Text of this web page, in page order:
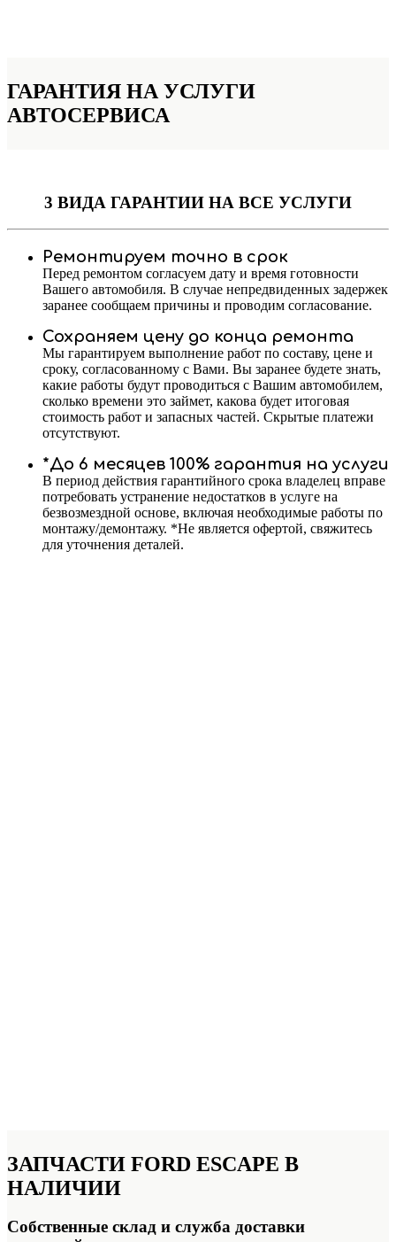
ГАРАНТИЯ НА УСЛУГИ
АВТОСЕРВИСА
3 ВИДА ГАРАНТИИ НА ВСЕ УСЛУГИ
Ремонтируем точно в срок
Перед ремонтом согласуем дату и время готовности
Вашего автомобиля. В случае непредвиденных задержек
заранее сообщаем причины и проводим согласование.
Сохраняем цену до конца ремонта
Мы гарантируем выполнение работ по составу, цене и
сроку, согласованному с Вами. Вы заранее будете знать,
какие работы будут проводиться с Вашим автомобилем,
сколько времени это займет, какова будет итоговая
стоимость работ и запасных частей. Скрытые платежи
отсутствуют.
*До 6 месяцев 100% гарантия на услуги
В период действия гарантийного срока владелец вправе
потребовать устранение недостатков в услуге на
безвозмездной основе, включая необходимые работы по
монтажу/демонтажу. *Не является офертой, свяжитесь
для уточнения деталей.
ЗАПЧАСТИ FORD ESCAPE В
НАЛИЧИИ
Собственные склад и служба доставки